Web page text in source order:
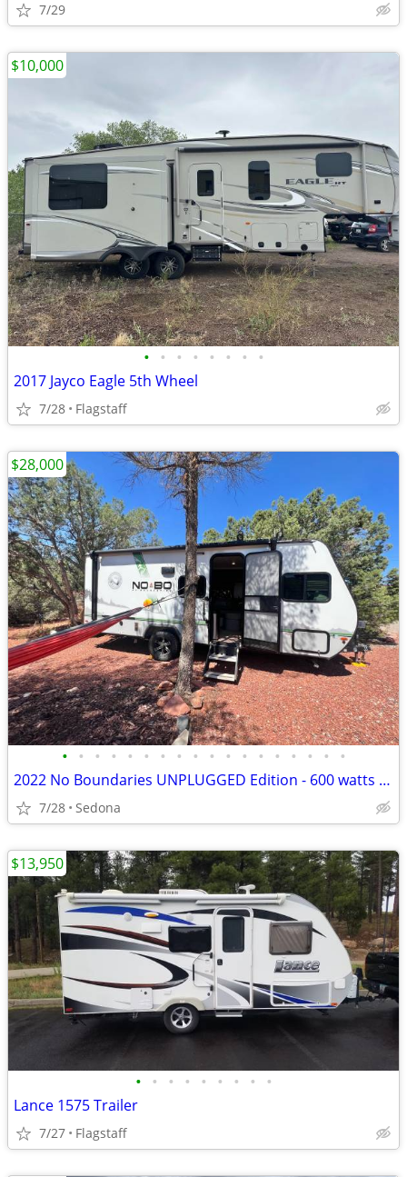
7/29
• • • • • • • •
2017 Jayco Eagle 5th Wheel
7/28 Flagstaff
$10,000
• • • • • • • • • • • • • • • • • •
2022 No Boundaries UNPLUGGED Edition - 600 watts of SOLAR + 4 lithium
7/28 Sedona
$28,000
• • • • • • • • •
Lance 1575 Trailer
7/27 Flagstaff
$13,950